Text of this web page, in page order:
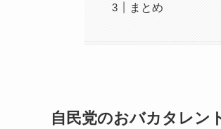
まとめ
自民党のおバカタレン